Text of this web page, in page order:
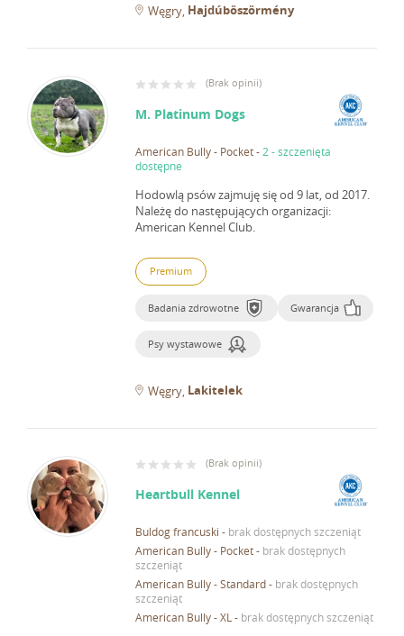
Węgry Hajdúböszörmény
(Brak opinii)
M. Platinum Dogs
American Bully - Pocket- 2 - szczenięta
dostępne
Hodowlą psów zajmuję się od 9 lat, od 2017.
Należę do następujących organizacji:
American Kennel Club.
Premium
Badania zdrowotne Gwarancja
Psy wystawowe
Węgry Lakitelek
(Brak opinii)
Heartbull Kennel
Buldog francuski - brak dostępnych szczeniąt
American Bully - Pocket- brak dostępnych
szczeniąt
American Bully - Standard- brak dostępnych
szczeniąt
American Bully - XL - brak dostępnych szczeniąt